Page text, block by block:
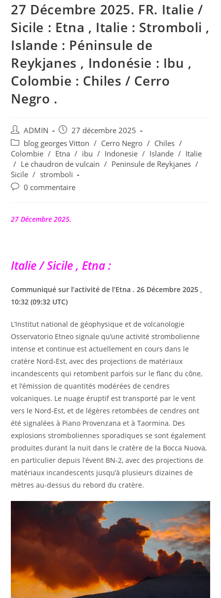
27 Décembre 2025. FR. Italie /
Sicile : Etna , Italie : Stromboli ,
Islande : Péninsule de
Reykjanes , Indonésie : Ibu ,
Colombie : Chiles / Cerro
Negro .
Auteur/autrice
de
la
publication :
ADMIN
Publication
publiée :
27 décembre 2025
Post
category:
blog georges Vitton / Cerro Negro / Chiles /
Colombie / Etna / ibu / Indonesie / Islande / Italie
/ Le chaudron de vulcain / Peninsule de Reykjanes /
Sicile / stromboli
Commentaires
publication :
0 commentaire
27 Décembre 2025.
Italie / Sicile , Etna :
Communiqué sur l’activité de l’Etna . 26 Décembre 2025 ,
10:32 (09:32 UTC)
L’Institut national de géophysique et de volcanologie
Osservatorio Etneo signale qu’une activité strombolienne
intense et continue est actuellement en cours dans le
cratère Nord-Est, avec des projections de matériaux
incandescents qui retombent parfois sur le flanc du cône,
et l’émission de quantités modérées de cendres
volcaniques. Le nuage éruptif est transporté par le vent
vers le Nord-Est, et de légères retombées de cendres ont
été signalées à Piano Provenzana et à Taormina. Des
explosions stromboliennes sporadiques se sont également
produites durant la nuit dans le cratère de la Bocca Nuova,
en particulier depuis l’évent BN-2, avec des projections de
matériaux incandescents jusqu’à plusieurs dizaines de
mètres au-dessus du rebord du cratère.